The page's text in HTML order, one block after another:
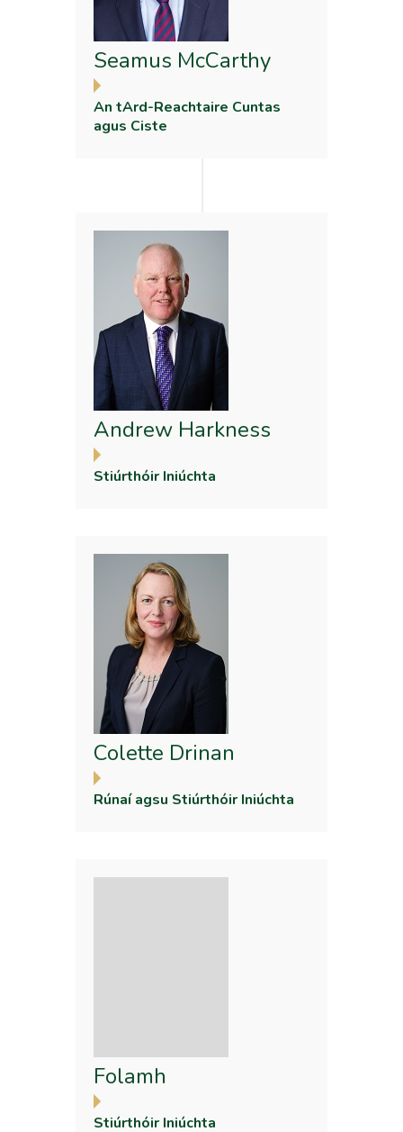
Seamus McCarthy
An tArd-Reachtaire Cuntas
agus Ciste
Andrew Harkness
Stiúrthóir Iniúchta
Colette Drinan
Rúnaí agsu Stiúrthóir Iniúchta
Folamh
Stiúrthóir Iniúchta